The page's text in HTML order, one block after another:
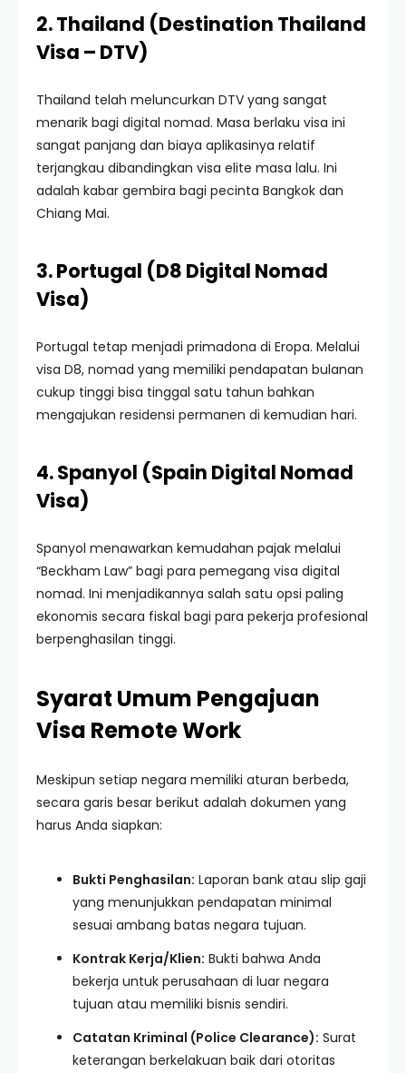
2. Thailand (Destination Thailand
Visa – DTV)
Thailand telah meluncurkan DTV yang sangat
menarik bagi digital nomad. Masa berlaku visa ini
sangat panjang dan biaya aplikasinya relatif
terjangkau dibandingkan visa elite masa lalu. Ini
adalah kabar gembira bagi pecinta Bangkok dan
Chiang Mai.
3. Portugal (D8 Digital Nomad
Visa)
Portugal tetap menjadi primadona di Eropa. Melalui
visa D8, nomad yang memiliki pendapatan bulanan
cukup tinggi bisa tinggal satu tahun bahkan
mengajukan residensi permanen di kemudian hari.
4. Spanyol (Spain Digital Nomad
Visa)
Spanyol menawarkan kemudahan pajak melalui
“Beckham Law” bagi para pemegang visa digital
nomad. Ini menjadikannya salah satu opsi paling
ekonomis secara fiskal bagi para pekerja profesional
berpenghasilan tinggi.
Syarat Umum Pengajuan
Visa Remote Work
Meskipun setiap negara memiliki aturan berbeda,
secara garis besar berikut adalah dokumen yang
harus Anda siapkan:
Bukti Penghasilan: Laporan bank atau slip gaji
yang menunjukkan pendapatan minimal
sesuai ambang batas negara tujuan.
Kontrak Kerja/Klien: Bukti bahwa Anda
bekerja untuk perusahaan di luar negara
tujuan atau memiliki bisnis sendiri.
Catatan Kriminal (Police Clearance): Surat
keterangan berkelakuan baik dari otoritas